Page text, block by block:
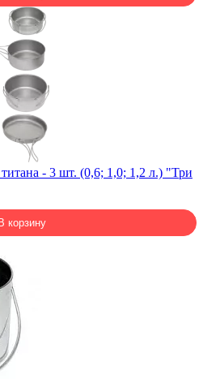
- 3 шт. (0,6; 1,0; 1,2 л.) "Три
корзину